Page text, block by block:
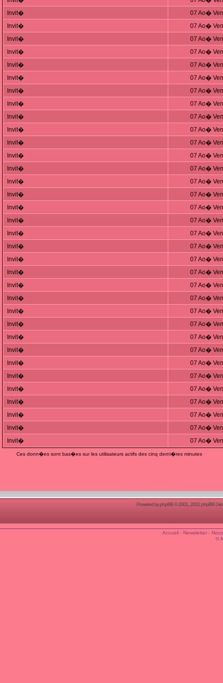
Invit�
07 Ao�
Invit�
07 Ao�
Invit�
07 Ao�
Invit�
07 Ao�
Invit�
07 Ao�
Invit�
07 Ao�
Invit�
07 Ao�
Invit�
07 Ao�
Invit�
07 Ao�
Invit�
07 Ao�
Invit�
07 Ao�
Invit�
07 Ao�
Invit�
07 Ao�
Invit�
07 Ao�
Invit�
07 Ao�
Invit�
07 Ao�
Invit�
07 Ao�
Invit�
07 Ao�
Invit�
07 Ao�
Invit�
07 Ao�
Invit�
07 Ao�
Invit�
07 Ao�
Invit�
07 Ao�
Invit�
07 Ao�
Invit�
07 Ao�
Invit�
07 Ao�
Invit�
07 Ao�
Invit�
07 Ao�
Invit�
07 Ao�
Invit�
07 Ao�
Invit�
07 Ao�
Invit�
07 Ao�
Invit�
07 Ao�
Invit�
07 Ao�
Ces donn�es sont bas�es sur les utilisateurs actifs des cinq derni�res minutes
Powered byphpBB© 2001, 2002 phpBB
Accueil- Newsletter-
©